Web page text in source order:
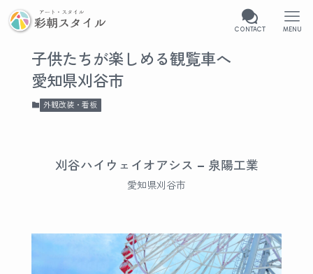
CONTACT MENU
子供たちが楽しめる観覧車へ
愛知県刈谷市
外観改装・看板
刈谷ハイウェイオアシス – 泉陽工業
愛知県刈谷市